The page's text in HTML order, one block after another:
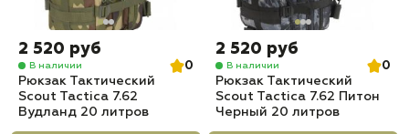
2 520 руб
В наличии
0
Рюкзак Тактический
Scout Tactica 7.62
Вудланд 20 литров
2 520 руб
В наличии
0
Рюкзак Тактический
Scout Tactica 7.62 Питон
Черный 20 литров